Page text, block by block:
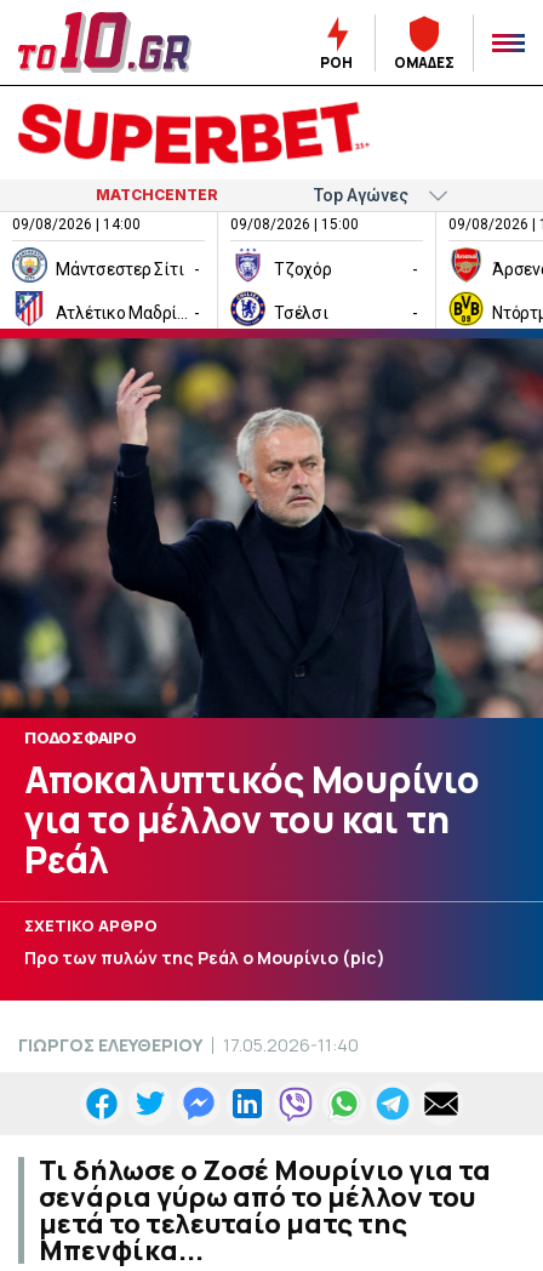
ΡΟΗ ΟΜΑΔΕΣ
MATCHCENTER
09/08/2026 | 14:00
Μάντσεστερ Σίτι -
-
09/08/2026 | 15:00
Τζοχόρ -
Τσέλσι -
09/08/2026 |
ΠΟΔΟΣΦΑΙΡΟ
Αποκαλυπτικός Μουρίνιο
για το μέλλον του και τη
Ρεάλ
ΣΧΕΤΙΚΟ ΑΡΘΡΟ
Προ των πυλών της Ρεάλ ο Μουρίνιο (pic)
ΓΙΩΡΓΟΣ ΕΛΕΥΘΕΡΙΟΥ 17.05.2026-11:40
Τι δήλωσε ο Ζοσέ Μουρίνιο για τα
σενάρια γύρω από το μέλλον του
μετά το τελευταίο ματς της
Μπενφίκα...